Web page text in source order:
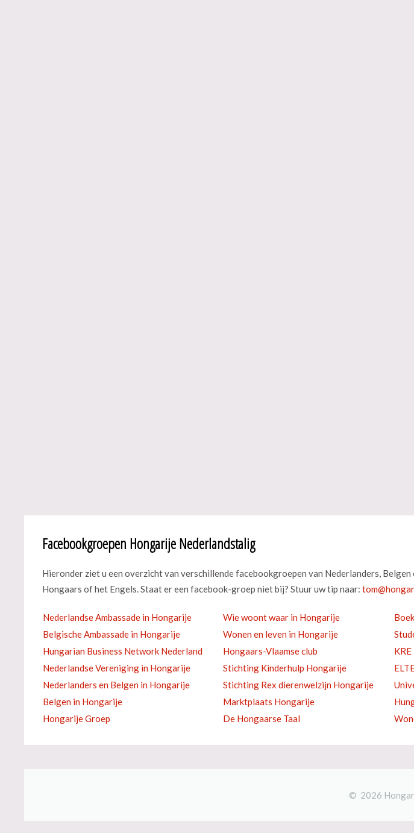
Facebookgroepen Hongarije Nederlandstalig
Hieronder ziet u een overzicht van verschillende facebookgroepen van Nederlanders,
Hongaars of het Engels. Staat er een facebook-groep niet bij? Stuur uw tip naar:
Nederlandse Ambassade in Hongarije Wie woont waar in Hongarije
Belgische Ambassade in Hongarije
Wonen en leven in Hongarije
Hungarian Business Network Nederland
Hongaars-Vlaamse club
Nederlandse Vereniging in Hongarije
Stichting Kinderhulp Hongarije
Nederlanders en Belgen in Hongarije
Stichting Rex dierenwelzijn Hongarije
Belgen in Hongarije
Marktplaats Hongarije
Hongarije Groep
De Hongaarse Taal
© 2026